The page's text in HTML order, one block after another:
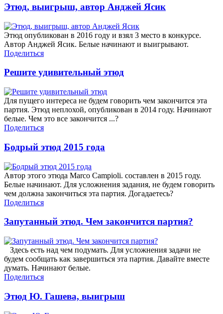
Этюд, выигрыш, автор Анджей Ясик
Этюд опубликован в 2016 году и взял 3 место в конкурсе.
Автор Анджей Ясик. Белые начинают и выигрывают.
Поделиться
Решите удивительный этюд
Для пущего интереса не будем говорить чем закончится эта
партия. Этюд неплохой, опубликован в 2014 году. Начинают
белые. Чем это все закончится ...?
Поделиться
Бодрый этюд 2015 года
Автор этого этюда Marco Campioli. составлен в 2015 году.
Белые начинают. Для усложнения задания, не будем говорить
чем должна закончиться эта партия. Догадаетесь?
Поделиться
Запутанный этюд. Чем закончится партия?
Здесь есть над чем подумать. Для усложнения задачи не
будем сообщать как завершиться эта партия. Давайте вместе
думать. Начинают белые.
Поделиться
Этюд Ю. Гашева, выигрыш